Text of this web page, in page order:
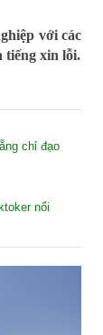
với các
tiếng xin lỗi.
chỉ đạo
nổi